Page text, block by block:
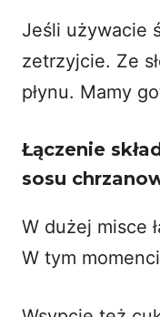
Jeśli używacie
zetrzyjcie. Ze
płynu. Mamy
Łączenie
sosu
W dużej misce
W tym